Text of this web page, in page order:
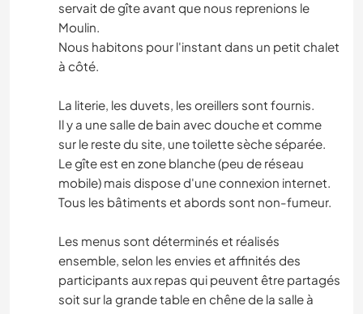
servait de gîte avant que nous reprenions le
Moulin.
Nous habitons pour l'instant dans un petit chalet
à côté.
La literie, les duvets, les oreillers sont fournis.
Il y a une salle de bain avec douche et comme
sur le reste du site, une toilette sèche séparée.
Le gîte est en zone blanche (peu de réseau
mobile) mais dispose d'une connexion internet.
Tous les bâtiments et abords sont non-fumeur.
Les menus sont déterminés et réalisés
ensemble, selon les envies et affinités des
participants aux repas qui peuvent être partagés
soit sur la grande table en chêne de la salle à